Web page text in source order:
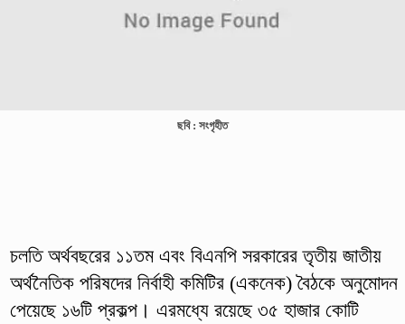
ছবি : সংগৃহীত
চলতি অর্থবছরের ১১তম এবং বিএনপি সরকারের তৃতীয় জাতীয়
অর্থনৈতিক পরিষদের নির্বাহী কমিটির (একনেক) বৈঠকে অনুমোদন
পেয়েছে ১৬টি প্রকল্প। এরমধ্যে রয়েছে ৩৫ হাজার কোটি